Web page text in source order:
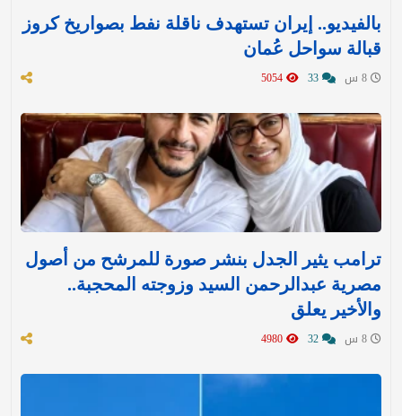
بالفيديو.. إيران تستهدف ناقلة نفط بصواريخ كروز
قبالة سواحل عُمان
ترامب يثير الجدل بنشر صورة للمرشح من أصول
مصرية عبدالرحمن السيد وزوجته المحجبة..
والأخير يعلق